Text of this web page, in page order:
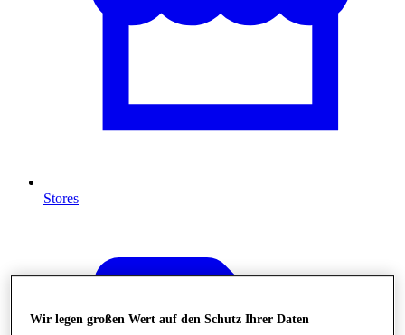
Stores
Wir legen großen Wert auf den Schutz Ihrer Daten